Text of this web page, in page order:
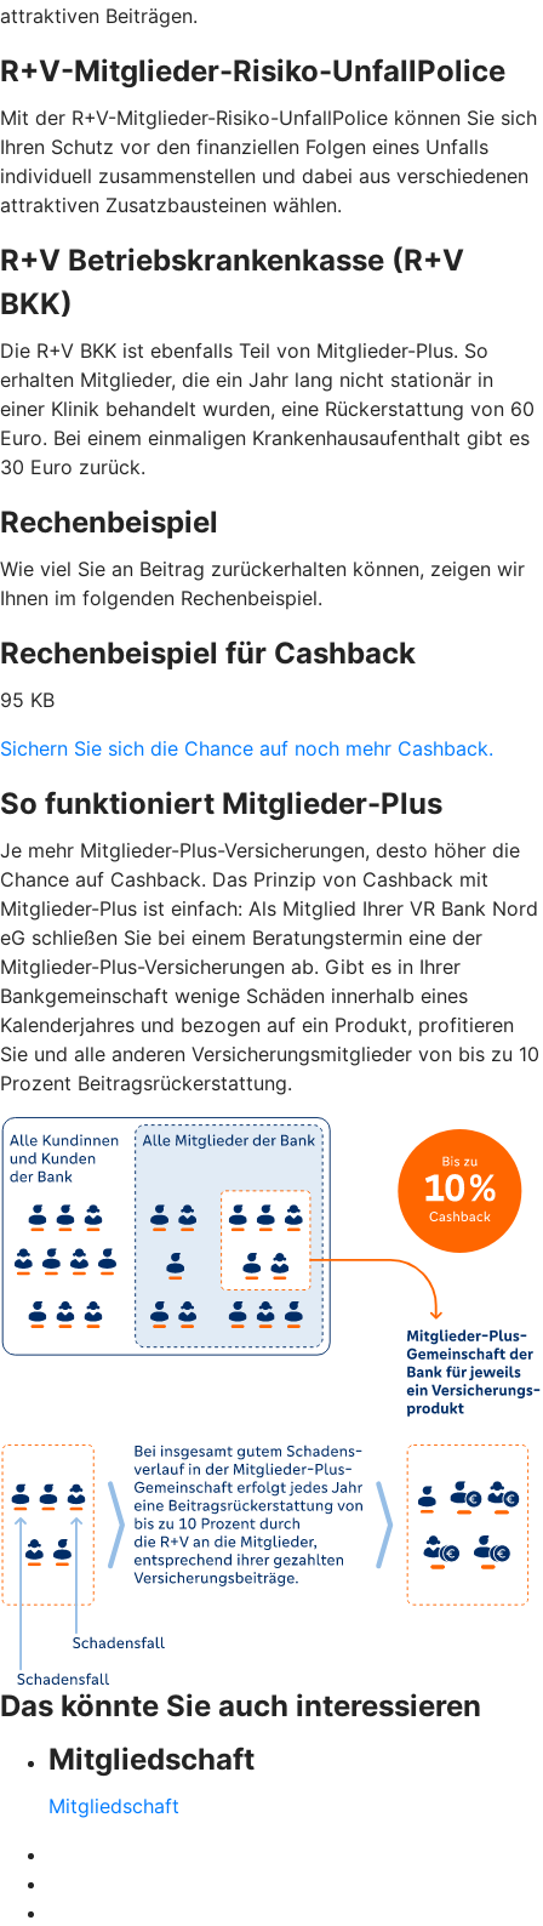
attraktiven Beiträgen.
R+V-Mitglieder-Risiko-UnfallPolice
Mit der R+V-Mitglieder-Risiko-UnfallPolice können Sie sich
Ihren Schutz vor den finanziellen Folgen eines Unfalls
individuell zusammenstellen und dabei aus verschiedenen
attraktiven Zusatzbausteinen wählen.
R+V Betriebskrankenkasse (R+V
BKK)
Die R+V BKK ist ebenfalls Teil von Mitglieder-Plus. So
erhalten Mitglieder, die ein Jahr lang nicht stationär in
einer Klinik behandelt wurden, eine Rückerstattung von 60
Euro. Bei einem einmaligen Krankenhausaufenthalt gibt es
30 Euro zurück.
Rechenbeispiel
Wie viel Sie an Beitrag zurückerhalten können, zeigen wir
Ihnen im folgenden Rechenbeispiel.
Rechenbeispiel für Cashback
95 KB
Sichern Sie sich die Chance auf noch mehr Cashback.
So funktioniert Mitglieder-Plus
Je mehr Mitglieder-Plus-Versicherungen, desto höher die
Chance auf Cashback. Das Prinzip von Cashback mit
Mitglieder-Plus ist einfach: Als Mitglied Ihrer VR Bank Nord
eG schließen Sie bei einem Beratungstermin eine der
Mitglieder-Plus-Versicherungen ab. Gibt es in Ihrer
Bankgemeinschaft wenige Schäden innerhalb eines
Kalenderjahres und bezogen auf ein Produkt, profitieren
Sie und alle anderen Versicherungsmitglieder von bis zu 10
Prozent Beitragsrückerstattung.
Das könnte Sie auch interessieren
Mitgliedschaft
Mitgliedschaft